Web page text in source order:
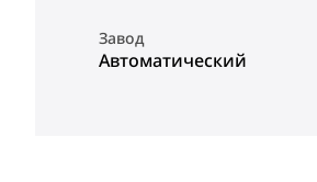
Завод
Автоматический